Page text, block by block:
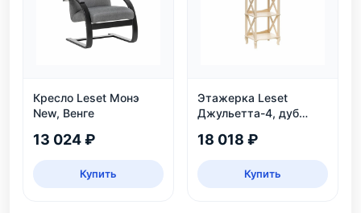
Кресло Leset Монэ
New, Венге
13 024 ₽
Купить
Этажерка Leset
Джульетта-4, дуб
18 018 ₽
Купить